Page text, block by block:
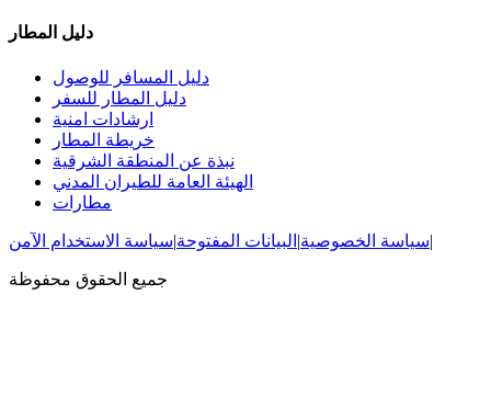
دليل المطار
دليل المسافر للوصول
دليل المطار للسفر
ارشادات امنية
خريطة المطار
نبذة عن المنطقة الشرقية
الهيئة العامة للطيران المدني
مطارات
سياسة الخصوصية| البيانات المفتوحة|سياسة الاستخدام الآمن |
جميع الحقوق محفوظة